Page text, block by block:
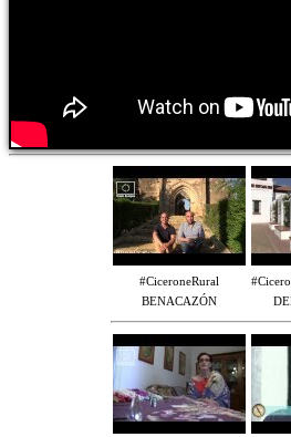
#CiceroneRural
BENACAZÓN